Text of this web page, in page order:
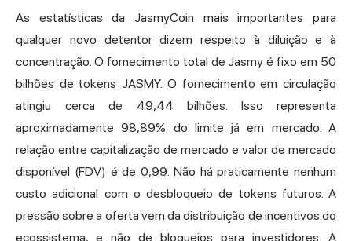
As estatísticas da JasmyCoin mais importantes para
qualquer novo detentor dizem respeito à diluição e à
concentração. O fornecimento total de Jasmy é fixo em 50
bilhões de tokens JASMY. O fornecimento em circulação
atingiu cerca de 49,44 bilhões. Isso representa
aproximadamente 98,89% do limite já em mercado. A
relação entre capitalização de mercado e valor de mercado
disponível (FDV) é de 0,99. Não há praticamente nenhum
custo adicional com o desbloqueio de tokens futuros. A
pressão sobre a oferta vem da distribuição de incentivos do
ecossistema, e não de bloqueios para investidores. A